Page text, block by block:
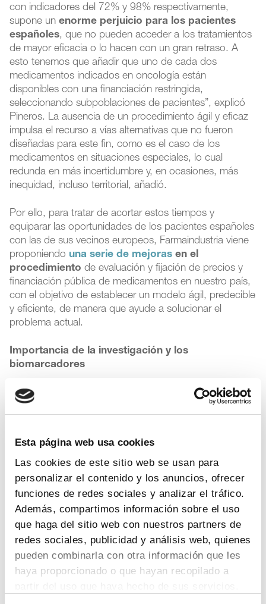
Esta página web usa cookies
Las cookies de este sitio web se usan para
personalizar el contenido y los anuncios, ofrecer
funciones de redes sociales y analizar el tráfico.
Además, compartimos información sobre el uso
que haga del sitio web con nuestros partners de
redes sociales, publicidad y análisis web, quienes
pueden combinarla con otra información que les
haya proporcionado o que hayan recopilado a
con indicadores del 72% y 98% respectivamente,
supone unenorme perjuicio para los pacientes
españoles, que no pueden acceder a los tratamientos
de mayor eficacia o lo hacen con un gran retraso. A
esto tenemos que añadir que uno de cada dos
medicamentos indicados en oncología están
disponibles con una financiación restringida,
seleccionando subpoblaciones de pacientes”, explicó
Pineros. La ausencia de un procedimiento ágil y eficaz
impulsa el recurso a vías alternativas que no fueron
diseñadas para este fin, como es el caso de los
medicamentos en situaciones especiales, lo cual
redunda en más incertidumbre y, en ocasiones, más
inequidad, incluso territorial, añadió.
Por ello, para tratar de acortar estos tiempos y
equiparar las oportunidades de los pacientes españoles
con las de sus vecinos europeos, Farmaindustria viene
proponiendo una serie de mejoras en el
procedimiento de evaluación y fijación de precios y
financiación pública de medicamentos en nuestro país,
con el objetivo de establecer un modelo ágil, predecible
y eficiente, de manera que ayude a solucionar el
problema actual.
Importancia de la investigación y los
biomarcadores
Pineros también destacó la importancia de la
investigación clínica en España en el área de oncología,
pasado en nuestro país (36%) fueron para terapias
oncológicas. “De esos ensayos, el 72% fueron en las
fases I y II, las más complejas a nivel científico, pero
también las que permiten acceder a un tratamiento más
prematuramente a los pacientes que lo necesitan”.
Estos ensayos clínicos no solamente se realizan en el
ámbito de la sanidad pública, sino que cada vez más
participan de ellos los hospitales privados.
Igualmente destacó la relevancia de la medicina